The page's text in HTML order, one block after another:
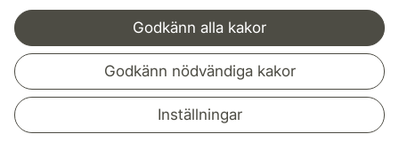
Godkänn alla kakor
Godkänn nödvändiga kakor
Inställningar
Samarbeten och nätverk